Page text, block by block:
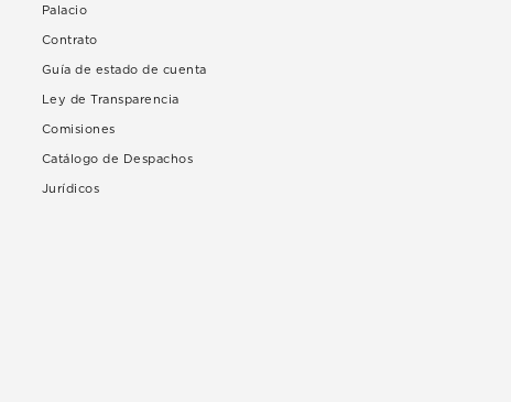
Palacio
Contrato
Guía de estado de cuenta
Ley de Transparencia
Comisiones
Catálogo de Despachos
Jurídicos